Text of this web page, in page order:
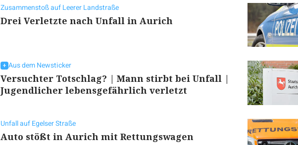
Zusammenstoß auf Leerer Landstraße
Drei Verletzte nach Unfall in Aurich
Aus dem Newsticker
Versuchter Totschlag? | Mann stirbt bei Unfall |
Jugendlicher lebensgefährlich verletzt
Unfall auf Egelser Straße
Auto stößt in Aurich mit Rettungswagen